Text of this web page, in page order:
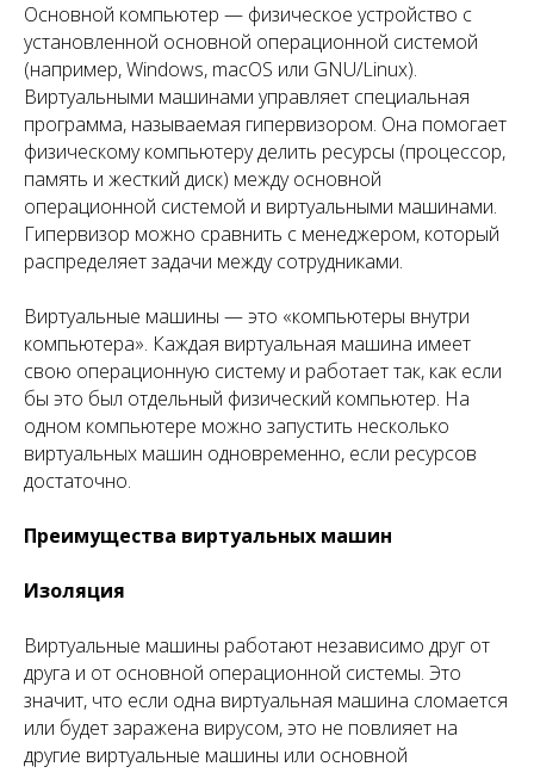
Основной компьютер — физическое устройство с
установленной основной операционной системой
(например, Windows, macOS или GNU/Linux).
Виртуальными машинами управляет специальная
программа, называемая гипервизором. Она помогает
физическому компьютеру делить ресурсы (процессор,
память и жесткий диск) между основной
операционной системой и виртуальными машинами.
Гипервизор можно сравнить с менеджером, который
распределяет задачи между сотрудниками.
Виртуальные машины — это «компьютеры внутри
компьютера». Каждая виртуальная машина имеет
свою операционную систему и работает так, как если
бы это был отдельный физический компьютер. На
одном компьютере можно запустить несколько
виртуальных машин одновременно, если ресурсов
достаточно.
Преимущества виртуальных машин
Изоляция
Виртуальные машины работают независимо друг от
друга и от основной операционной системы. Это
значит, что если одна виртуальная машина сломается
или будет заражена вирусом, это не повлияет на
другие виртуальные машины или основной